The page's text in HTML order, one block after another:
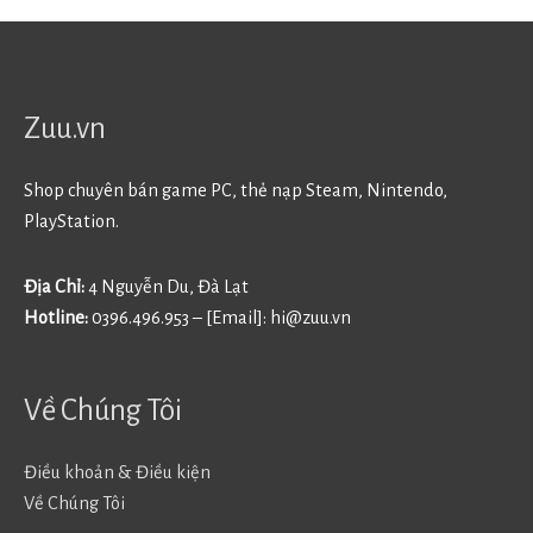
Zuu.vn
Shop chuyên bán game PC, thẻ nạp Steam, Nintendo,
PlayStation.
Địa Chỉ:4 Nguyễn Du, Đà Lạt
Hotline:0396.496.953 – [Email]: hi@zuu.vn
Về Chúng Tôi
Điều khoản & Điều kiện
Về Chúng Tôi